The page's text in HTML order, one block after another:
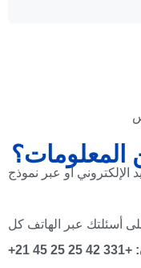
المعلومات؟
الإلكتروني أو عبر نموذج
أسئلتك عبر الهاتف كل
45 21+